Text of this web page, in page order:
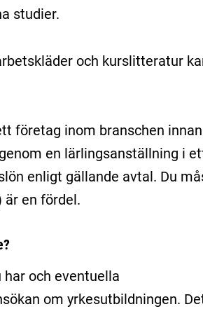
studier.
och kurslitteratur
företag inom branschen
en lärlingsanställning i
enligt gällande avtal. Du
är en fördel.
och eventuella
om yrkesutbildningen.